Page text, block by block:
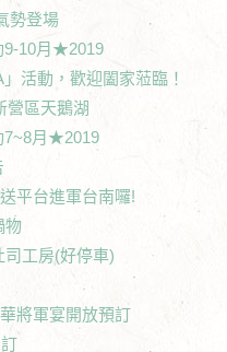
勢登場
9-10月★2019
活動，歡迎闔家蒞臨！
營區天鵝湖
7~8月★2019
平台進軍台南囉!
物
工房(好停車)
將軍宴開放預訂